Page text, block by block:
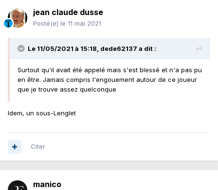
conne, elle t'envoie te promener
jean claude dusse
Posté(e) le 11 mai 2021
Le 11/05/2021 à 15:18, dede62137 a dit :
Surtout qu'il avait été appelé mais s'est blessé et n'a pas pu
en être. Jamais compris l'engouement autour de ce joueur
que je trouve assez quelconque
Idem, un sous-Lenglet
Citer
manico